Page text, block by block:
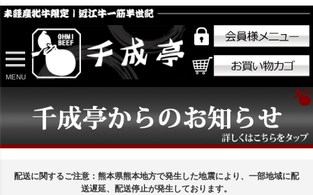
MENU
配送に関するご注意：熊本県熊本地方で発生した地震により、一部地域に配
送遅延、配送停止が発生しております。